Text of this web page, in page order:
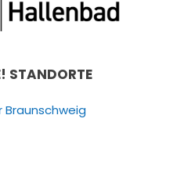
STANDORTE
Braunschweig